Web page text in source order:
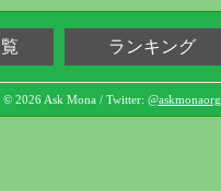
ランキング
© 2026 Ask Mona / Twitter: @askmonaorg